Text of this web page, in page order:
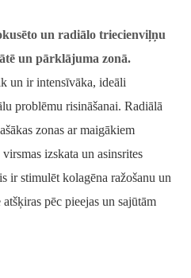
un radiālo triecienviļņu
un pārklājuma zonā.
un ir intensīvāka, ideāli
problēmu risināšanai. Radiālā
zonas ar maigākiem
izskata un asinsrites
ir stimulēt kolagēna ražošanu un
pēc pieejas un sajūtām